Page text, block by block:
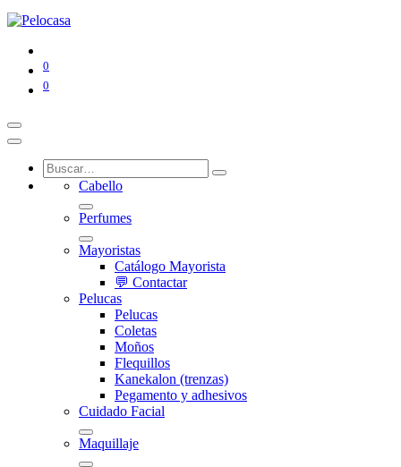
0
0
Cabello
Perfumes
Mayoristas
Catálogo Mayorista
💬 Contactar
Pelucas
Pelucas
Coletas
Moños
Flequillos
Kanekalon (trenzas)
Pegamento y adhesivos
Cuidado Facial
Maquillaje